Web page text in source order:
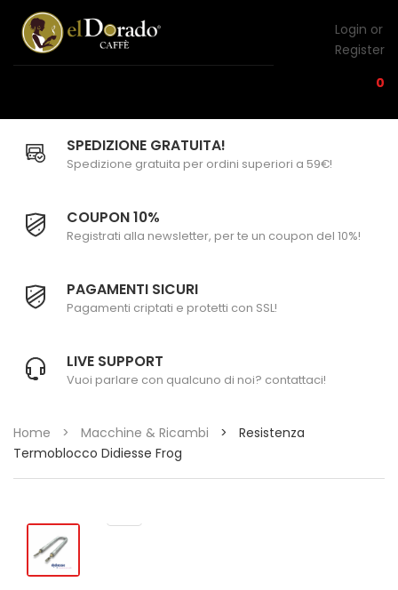
Login or
Register
0
SPEDIZIONE GRATUITA!
Spedizione gratuita per ordini superiori a 59€!
COUPON 10%
Registrati alla newsletter, per te un coupon del 10%!
PAGAMENTI SICURI
Pagamenti criptati e protetti con SSL!
LIVE SUPPORT
Vuoi parlare con qualcuno di noi? contattaci!
Home > Macchine & Ricambi >
Resistenza
Termoblocco Didiesse Frog